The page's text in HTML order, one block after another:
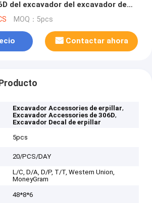
del excavador del excavador de
MOQ：5pcs
Contactar ahora
Excavador Accessories de erpillar,
Excavador Accessories de 306D,
Excavador Decal de erpillar
5pcs
20/PCS/DAY
L/C, D/A, D/P, T/T, Western Union,
MoneyGram
48*8*6